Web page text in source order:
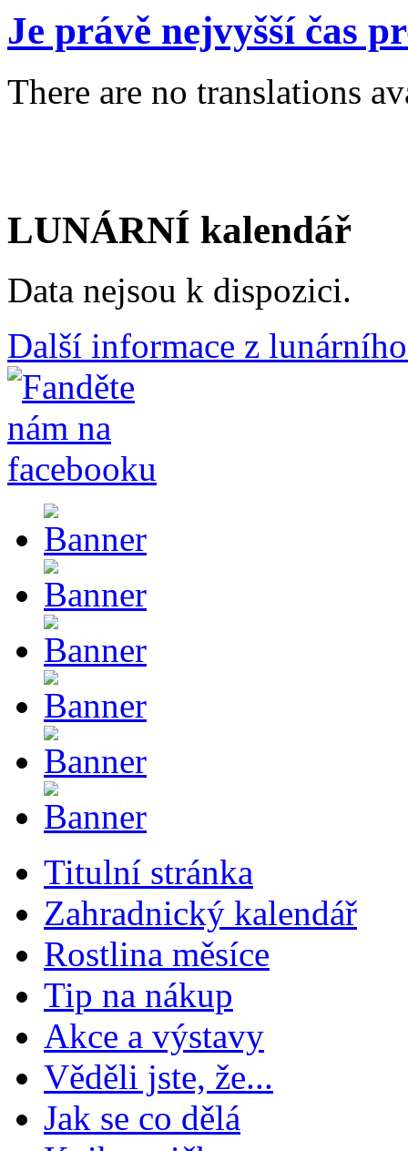
Je právě nejvyšší čas
There are no translations
LUNÁRNÍ kalendář
Data nejsou k dispozici.
Další informace z
Titulní stránka
Zahradnický kalendář
Rostlina měsíce
Tip na nákup
Akce a výstavy
Věděli jste, že...
Jak se co dělá